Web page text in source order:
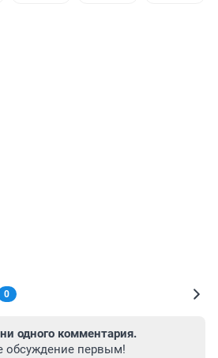
0
одного комментария.
обсуждение первым!